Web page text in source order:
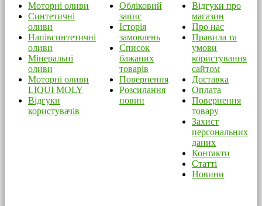
Моторні оливи
Синтетичні
оливи
Напівсинтетичні
оливи
Мінеральні
оливи
Моторні оливи
LIQUI MOLY
Відгуки
користувачів
Обліковий
запис
Історія
замовлень
Список
бажаних
товарів
Повернення
Розсилання
новин
Відгуки про
магазин
Про нас
Правила та
умови
користування
сайтом
Доставка
Оплата
Повернення
товару
Захист
персональних
даних
Контакти
Статті
Новини